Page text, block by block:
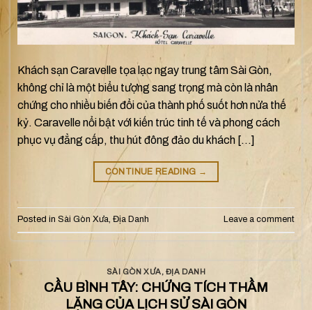
Khách sạn Caravelle tọa lạc ngay trung tâm Sài Gòn,
không chỉ là một biểu tượng sang trọng mà còn là nhân
chứng cho nhiều biến đổi của thành phố suốt hơn nửa thế
kỷ. Caravelle nổi bật với kiến trúc tinh tế và phong cách
phục vụ đẳng cấp, thu hút đông đảo du khách […]
CONTINUE READING →
Posted in Sài Gòn Xưa, Địa Danh Leave a comment
SÀI GÒN XƯA, ĐỊA DANH
CẦU BÌNH TÂY: CHỨNG TÍCH THẦM
LẶNG CỦA LỊCH SỬ SÀI GÒN